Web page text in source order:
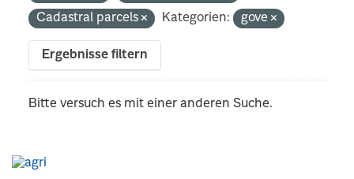
Cadastral parcels
Kategorien: gove
Ergebnisse filtern
Bitte versuch es mit einer anderen Suche.